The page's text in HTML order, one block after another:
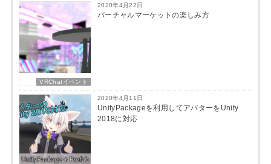
VRChatイベント
2020年4月22日
バーチャルマーケットの楽しみ方
2020年4月11日
UnityPackageを利用してアバターをUnity
2018に対応